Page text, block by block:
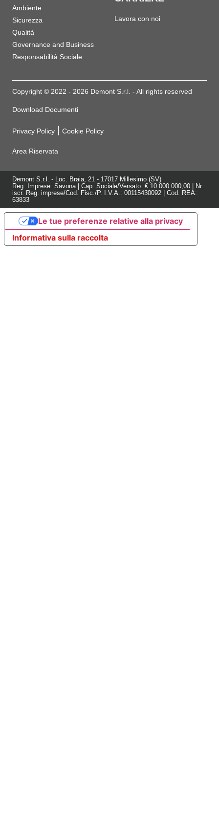
Ambiente
Sicurezza
Qualità
Governance and Business
Responsabilità Sociale
Lavora con noi
Copyright © 2022 - 2026 Demont S.r.l. - All rights reserved
Download Documenti
Privacy Policy Cookie Policy
Area Riservata
Demont S.r.l. - Loc. Braia, 21 - 17017 Millesimo (SV)
Reg. Imprese: Savona | Cap. Sociale/Versato: € 10.000.000,00 | Nr.
iscr. Reg. imprese/Cod. Fisc./P. I.V.A.: 00115430092 | Cod. REA:
63833
Informativa sulla raccolta
Le tue preferenze relative alla privacy